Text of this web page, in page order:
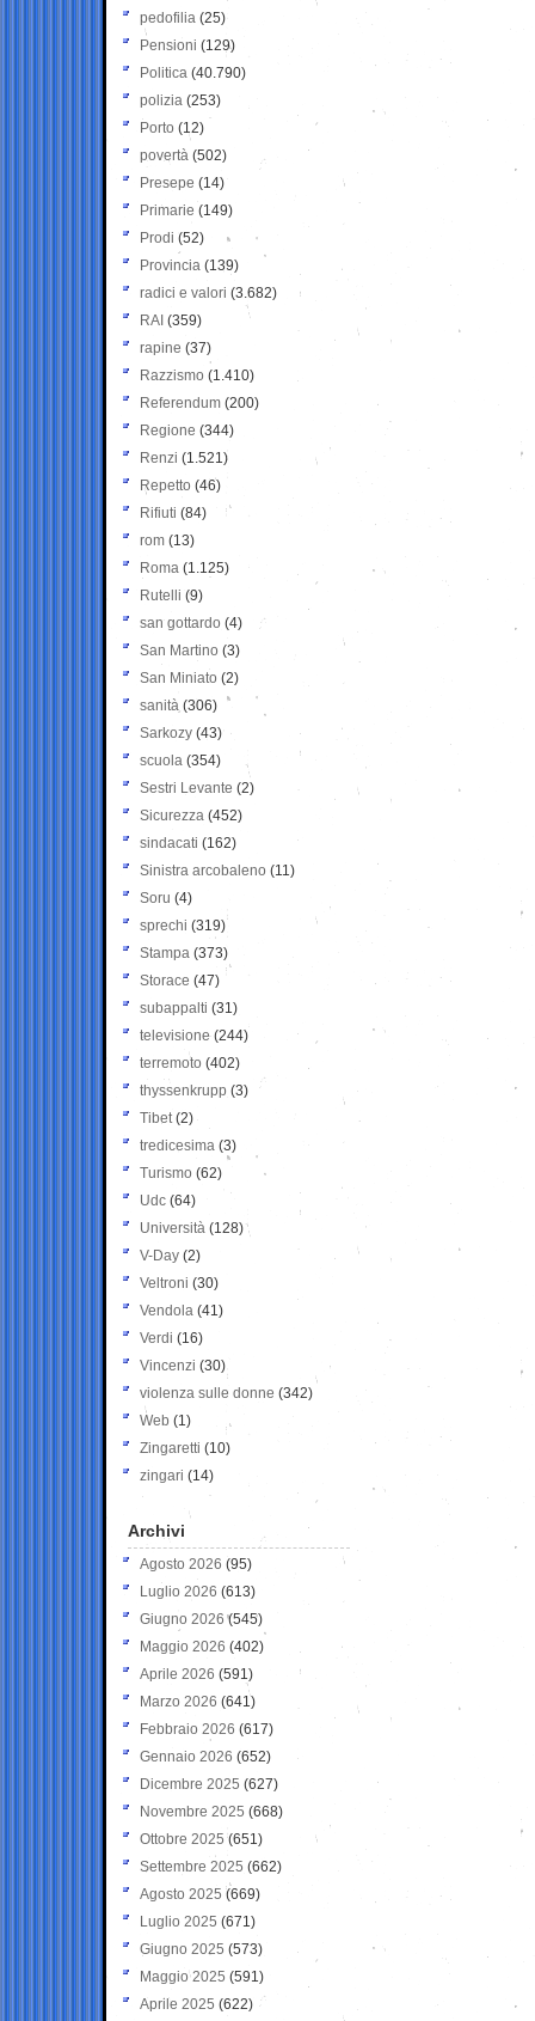
pedofilia (25)
Pensioni (129)
Politica (40.790)
polizia (253)
Porto (12)
povertà (502)
Presepe (14)
Primarie (149)
Prodi (52)
Provincia (139)
radici e valori (3.682)
RAI (359)
rapine (37)
Razzismo (1.410)
Referendum (200)
Regione (344)
Renzi (1.521)
Repetto (46)
Rifiuti (84)
rom (13)
Roma (1.125)
Rutelli (9)
san gottardo (4)
San Martino (3)
San Miniato (2)
sanità (306)
Sarkozy (43)
scuola (354)
Sestri Levante (2)
Sicurezza (452)
sindacati (162)
Sinistra arcobaleno (11)
Soru (4)
sprechi (319)
Stampa (373)
Storace (47)
subappalti (31)
televisione(244)
terremoto (402)
thyssenkrupp (3)
Tibet(2)
tredicesima (3)
Turismo (62)
Udc (64)
Università (128)
V-Day (2)
Veltroni (30)
Vendola (41)
Verdi (16)
Vincenzi (30)
violenza sulle donne (342)
Web (1)
Zingaretti (10)
zingari (14)
Archivi
Agosto 2026 (95)
Luglio 2026 (613)
Giugno 2026 (545)
Maggio 2026 (402)
Aprile 2026 (591)
Marzo 2026 (641)
Febbraio 2026 (617)
Gennaio 2026 (652)
Dicembre 2025 (627)
Novembre 2025 (668)
Ottobre 2025 (651)
Settembre 2025 (662)
Agosto 2025 (669)
Luglio 2025 (671)
Giugno 2025 (573)
Maggio 2025 (591)
Aprile 2025 (622)